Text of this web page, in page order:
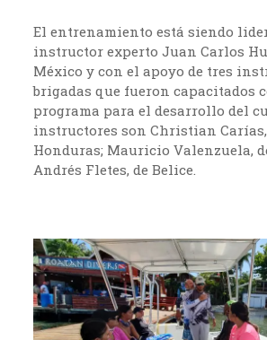
El entrenamiento está siendo
instructor experto Juan Carlos
México y con el apoyo de tres
brigadas que fueron capacitados
programa para el desarrollo del
instructores son Christian Carías,
Honduras; Mauricio Valenzuela,
Andrés Fletes, de Belice.